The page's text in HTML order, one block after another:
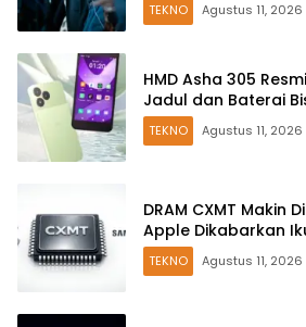
TEKNO Agustus 11, 2026
HMD Asha 305
Jadul dan Baterai
TEKNO Agustus 11, 2026
DRAM CXMT Makin
Apple Dikabarkan
TEKNO Agustus 11, 2026